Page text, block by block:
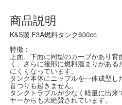
商品説明
K&S製 F3A燃料タンク600cc
特徴：
上面、下面に同型のカーブがあり
く、さらに後部に燃料溜まりがあ
にくくなっています。
タンク本体にニップルを一体成型し
首つりも起きません。
タンクトラブルが少なく軽量に出
ヤーからも大絶賛されています。